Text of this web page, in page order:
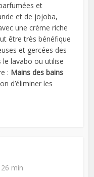
et
et de jojoba,
une crème riche
être très bénéfique
et gercées des
le lavabo ou utilise
: Mains des bains
d’éliminer les
min